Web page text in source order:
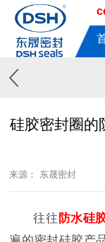
硅胶密封圈的
来源： 东晟密封
往往 防水硅